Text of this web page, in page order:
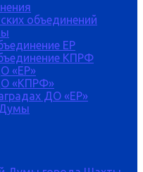
объединений
ЕР
КПРФ
«ЕР»
«КПРФ»
ДО «ЕР»